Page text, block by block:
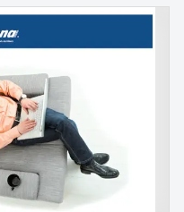
に、限られた庁
ームを構築する